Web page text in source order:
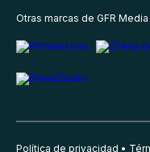
Otras marcas de GFR Media
Política de privacidad